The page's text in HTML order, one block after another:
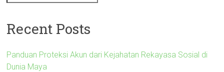
Recent Posts
Panduan Proteksi Akun dari Kejahatan Rekayasa Sosial di
Dunia Maya